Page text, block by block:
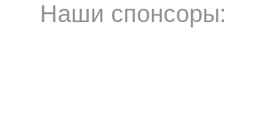
Наши спонсоры: